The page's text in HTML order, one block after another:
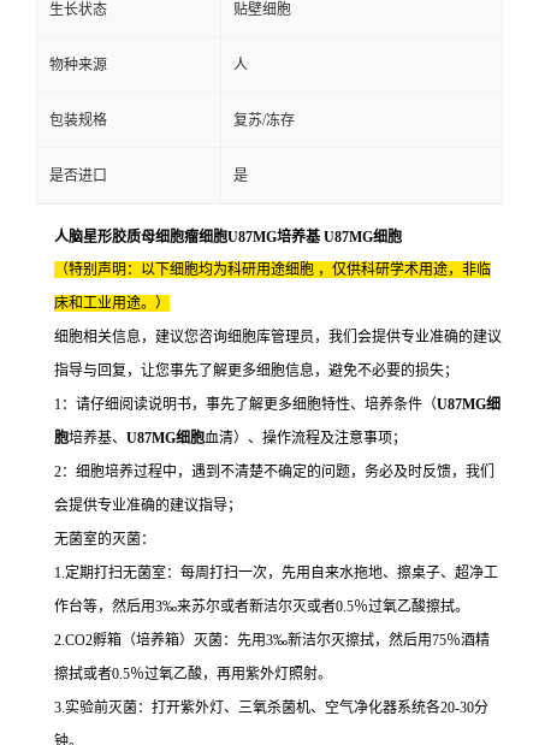
生长状态 贴壁细胞
物种来源 人
包装规格 复苏/冻存
是否进口 是
人脑星形胶质母细胞瘤细胞U87MG培养基 U87MG细胞
（特别声明：以下细胞均为科研用途细胞 ，仅供科研学术用途，非临
床和工业用途。）
细胞相关信息，建议您咨询细胞库管理员，我们会提供专业准确的建议
指导与回复，让您事先了解更多细胞信息，避免不必要的损失；
1：请仔细阅读说明书，事先了解更多细胞特性、培养条件（U87MG细
胞培养基、 U87MG细胞血清）、操作流程及注意事项；
2：细胞培养过程中，遇到不清楚不确定的问题，务必及时反馈，我们
会提供专业准确的建议指导；
无菌室的灭菌：
1.定期打扫无菌室：每周打扫一次，先用自来水拖地、擦桌子、超净工
作台等，然后用3‰来苏尔或者新洁尔灭或者0.5％过氧乙酸擦拭。
2.CO2孵箱（培养箱）灭菌：先用3‰新洁尔灭擦拭，然后用75％酒精
擦拭或者0.5％过氧乙酸，再用紫外灯照射。
3.实验前灭菌：打开紫外灯、三氧杀菌机、空气净化器系统各20-30分
钟。